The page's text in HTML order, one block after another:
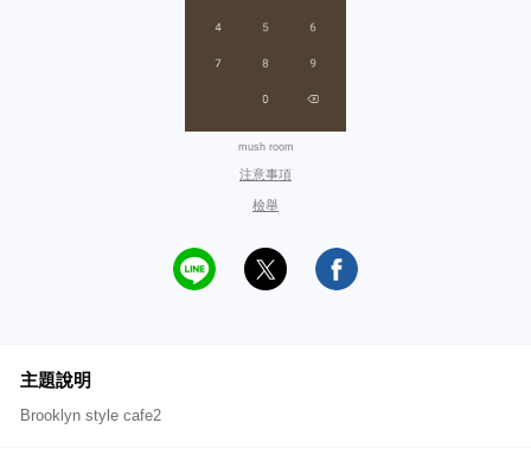
mush room
注意事項
檢舉
主題說明
Brooklyn style cafe2